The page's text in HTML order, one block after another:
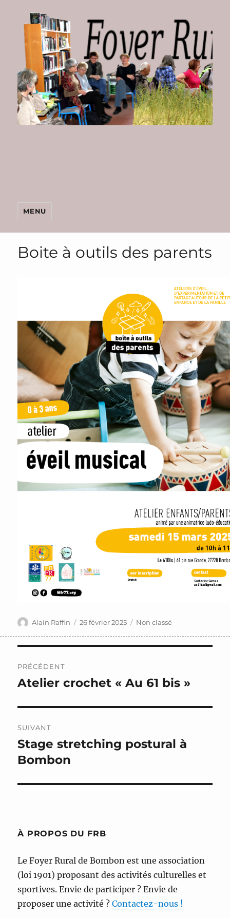
Foyer
Rural
de
MENU
Boite à outils des parents
Auteur
Alain Raffin
Publié
26 février 2025 Catégories
Non classé
de
PRÉCÉDENT
Publication
Atelier crochet « Au 61 bis »
SUIVANT
Publication
suivante :
Stage stretching postural à
Bombon
À PROPOS DU FRB
Le Foyer Rural de Bombon est une association
(loi 1901) proposant des activités culturelles et
sportives. Envie de participer ? Envie de
proposer une activité ?Contactez-nous !